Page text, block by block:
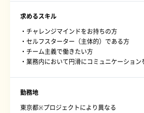
求めるスキル
・チャレンジマインドをお持ちの方
・セルフスターター（主体的）である方
・チーム主義で働きたい方
・業務内において円滑にコミュニケーション
勤務地
東京都※プロジェクトにより異なる